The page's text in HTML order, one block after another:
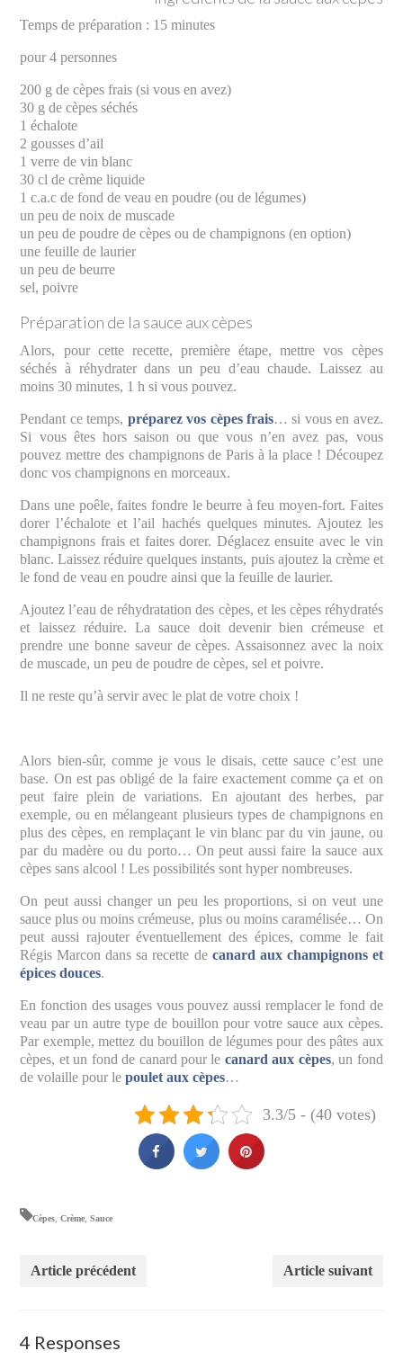
Temps de préparation : 15 minutes
pour 4 personnes
200 g de cèpes frais (si vous en avez)
30 g de cèpes séchés
1 échalote
2 gousses d’ail
1 verre de vin blanc
30 cl de crème liquide
1 c.a.c de fond de veau en poudre (ou de légumes)
un peu de noix de muscade
un peu de poudre de cèpes ou de champignons (en option)
une feuille de laurier
un peu de beurre
sel, poivre
Préparation de la sauce aux cèpes
Alors, pour cette recette, première étape, mettre vos cèpes
séchés à réhydrater dans un peu d’eau chaude. Laissez au
moins 30 minutes, 1 h si vous pouvez.
Pendant ce temps, préparez vos cèpes frais… si vous en avez.
Si vous êtes hors saison ou que vous n’en avez pas, vous
pouvez mettre des champignons de Paris à la place ! Découpez
donc vos champignons en morceaux.
Dans une poêle, faites fondre le beurre à feu moyen-fort. Faites
dorer l’échalote et l’ail hachés quelques minutes. Ajoutez les
champignons frais et faites dorer. Déglacez ensuite avec le vin
blanc. Laissez réduire quelques instants, puis ajoutez la crème et
le fond de veau en poudre ainsi que la feuille de laurier.
Ajoutez l’eau de réhydratation des cèpes, et les cèpes réhydratés
et laissez réduire. La sauce doit devenir bien crémeuse et
prendre une bonne saveur de cèpes. Assaisonnez avec la noix
de muscade, un peu de poudre de cèpes, sel et poivre.
Il ne reste qu’à servir avec le plat de votre choix !
Alors bien-sûr, comme je vous le disais, cette sauce c’est une
base. On est pas obligé de la faire exactement comme ça et on
peut faire plein de variations. En ajoutant des herbes, par
exemple, ou en mélangeant plusieurs types de champignons en
plus des cèpes, en remplaçant le vin blanc par du vin jaune, ou
par du madère ou du porto… On peut aussi faire la sauce aux
cèpes sans alcool ! Les possibilités sont hyper nombreuses.
On peut aussi changer un peu les proportions, si on veut une
sauce plus ou moins crémeuse, plus ou moins caramélisée… On
peut aussi rajouter éventuellement des épices, comme le fait
Régis Marcon dans sa recette de canard aux champignons et
épices douces.
En fonction des usages vous pouvez aussi remplacer le fond de
veau par un autre type de bouillon pour votre sauce aux cèpes.
Par exemple, mettez du bouillon de légumes pour des pâtes aux
cèpes, et un fond de canard pour le canard aux cèpes, un fond
de volaille pour lepoulet aux cèpes…
3.3/5 - (40 votes)
Cèpes ,Crème ,Sauce
Article précédent Article suivant
4 Responses